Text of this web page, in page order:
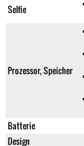
Selfie
Prozessor, Speicher
Batterie
Design